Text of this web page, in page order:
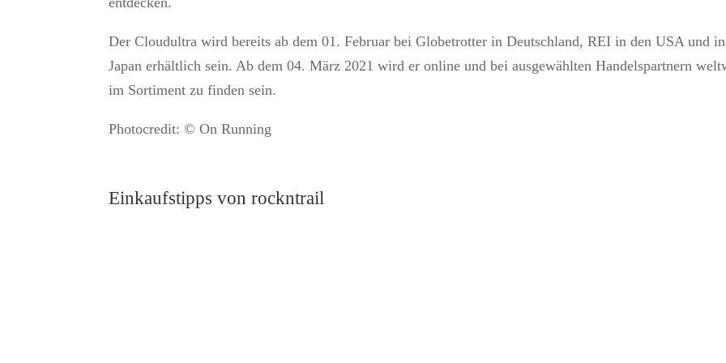
Der Cloudultra wird bereits ab dem 01. Februar bei Globetrotter in Deutschland, REI in den USA und in
Japan erhältlich sein. Ab dem 04. März 2021 wird er online und bei ausgewählten Handelspartnern
im Sortiment zu finden sein.
Photocredit: © On Running
Einkaufstipps von rockntrail